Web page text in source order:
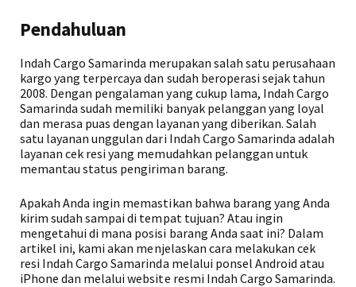
Pendahuluan
Indah Cargo Samarinda merupakan salah satu perusahaan
kargo yang terpercaya dan sudah beroperasi sejak tahun
2008. Dengan pengalaman yang cukup lama, Indah Cargo
Samarinda sudah memiliki banyak pelanggan yang loyal
dan merasa puas dengan layanan yang diberikan. Salah
satu layanan unggulan dari Indah Cargo Samarinda adalah
layanan cek resi yang memudahkan pelanggan untuk
memantau status pengiriman barang.
Apakah Anda ingin memastikan bahwa barang yang Anda
kirim sudah sampai di tempat tujuan? Atau ingin
mengetahui di mana posisi barang Anda saat ini? Dalam
artikel ini, kami akan menjelaskan cara melakukan cek
resi Indah Cargo Samarinda melalui ponsel Android atau
iPhone dan melalui website resmi Indah Cargo Samarinda.